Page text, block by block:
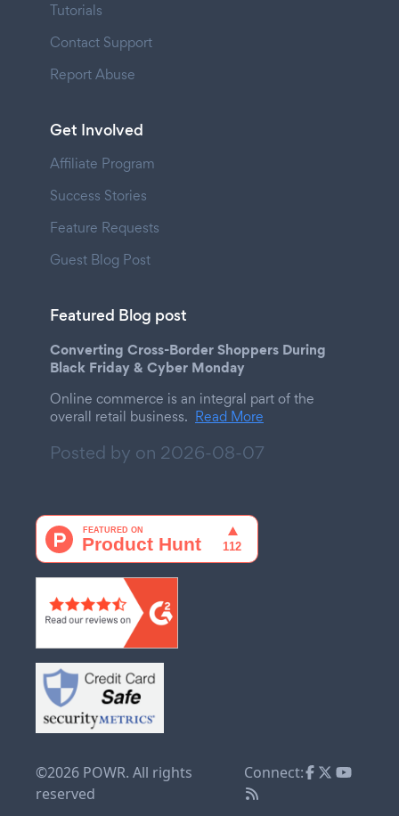
Tutorials
Contact Support
Report Abuse
Get Involved
Affiliate Program
Success Stories
Feature Requests
Guest Blog Post
Featured Blog post
Converting Cross-Border Shoppers During
Black Friday & Cyber Monday
Online commerce is an integral part of the
overall retail business. Read More
Posted by on 2026-08-07
©2026 POWR. All rights
reserved
Connect: